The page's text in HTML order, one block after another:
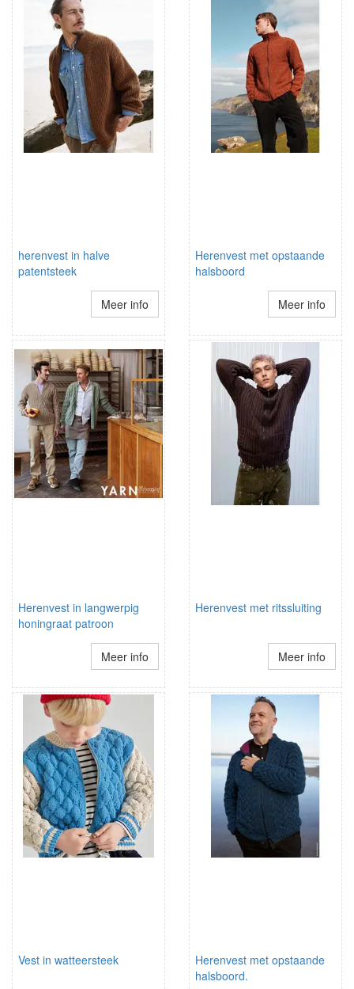
herenvest in halve
patentsteek
Meer info
Herenvest met opstaande
halsboord
Meer info
Herenvest in langwerpig
honingraat patroon
Meer info
Herenvest met ritssluiting
Meer info
Vest in watteersteek
Herenvest met opstaande
halsboord.